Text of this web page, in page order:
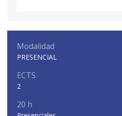
Modalidad
PRESENCIAL
ECTS
2
20 h